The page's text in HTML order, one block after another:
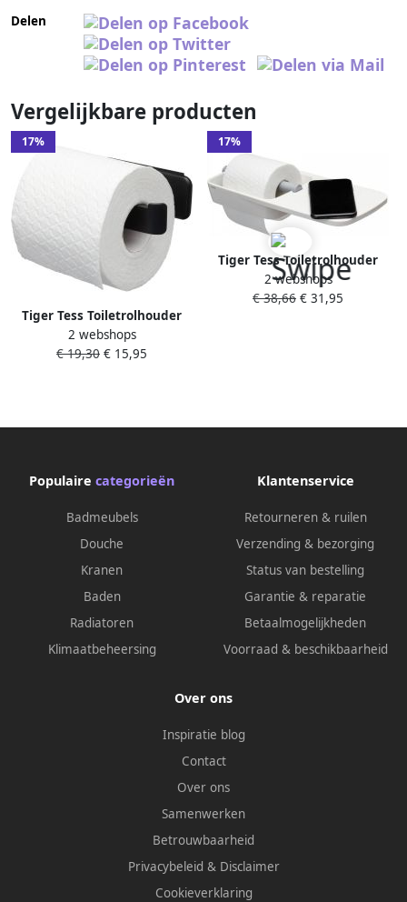
Delen
Vergelijkbare producten
17%
Tiger Tess Toiletrolhouder
zonder klep Zwart
1329020746
2 webshops
€ 19,30 € 15,95
17%
Tiger Tess Toiletrolhouder
met planchet zelfklevend
boren wit lichtgrijs
2 webshops
€ 38,66 € 31,95
Populaire categorieën
Badmeubels
Douche
Kranen
Baden
Radiatoren
Klimaatbeheersing
Klantenservice
Retourneren & ruilen
Verzending & bezorging
Status van bestelling
Garantie & reparatie
Betaalmogelijkheden
Voorraad & beschikbaarheid
Over ons
Inspiratie blog
Contact
Over ons
Samenwerken
Betrouwbaarheid
Privacybeleid & Disclaimer
Cookieverklaring